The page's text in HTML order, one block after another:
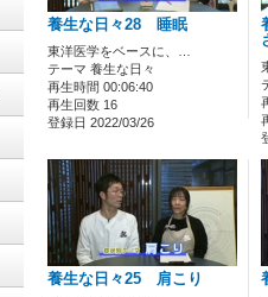
養生な日々28 睡眠
東洋医学をベースに、…
テーマ 養生な日々
再生時間 00:06:40
再生回数 16
登録日 2022/03/26
養生な日々25 肩こり